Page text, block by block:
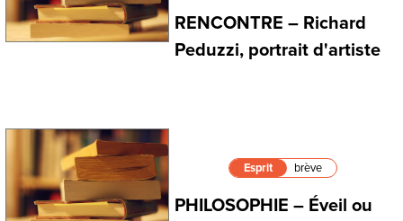
RENCONTRE – Richard
Peduzzi, portrait d'artiste
Esprit brève
PHILOSOPHIE – Éveil ou